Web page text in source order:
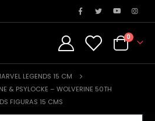
0
LEGENDS 15 CM
& PSYLOCKE – WOLVERINE 50TH
FIGURAS 15 CMS